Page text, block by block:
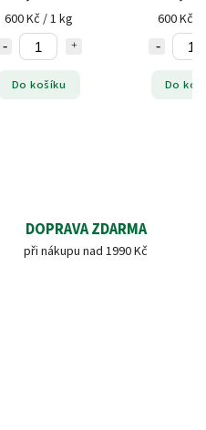
600 Kč / 1 kg
Do košíku
600 Kč /
Do
DOPRAVA ZDARMA
při nákupu nad 1990 Kč